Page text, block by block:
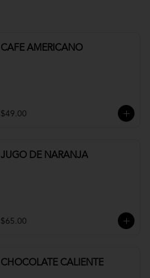
CAFE AMERICANO
$49.00
JUGO DE NARANJA
$65.00
CHOCOLATE CALIENTE